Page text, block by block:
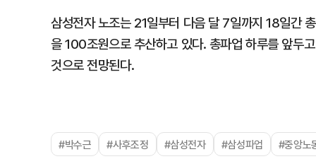
삼성전자 노조는 21일부터 다음 달 7일까지 18일간
을 100조원으로 추산하고 있다. 총파업 하루를 앞두
것으로 전망된다.
#박수근 #사후조정 #삼성전자 #삼성파업 #중앙노